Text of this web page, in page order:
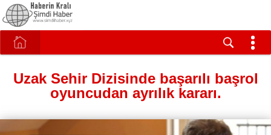
Uzak Sehir Dizisinde başarılı başrol
oyuncudan ayrılık kararı.